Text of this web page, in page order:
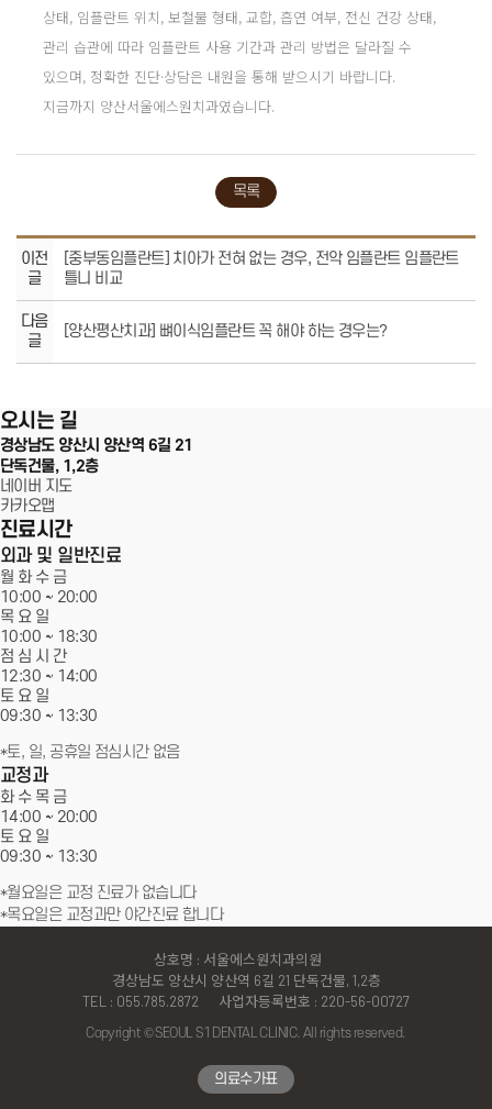
상태, 임플란트 위치, 보철물 형태, 교합, 흡연 여부, 전신 건강 상태,
관리 습관에 따라 임플란트 사용 기간과 관리 방법은 달라질 수
있으며, 정확한 진단·상담은 내원을 통해 받으시기 바랍니다.
지금까지 양산서울에스원치과였습니다.
목록
이전
글
[중부동임플란트] 치아가 전혀 없는 경우, 전악 임플란트 임플란트
틀니 비교
다음
글
[양산평산치과] 뼈이식임플란트 꼭 해야 하는 경우는?
서울에스원치과
오시는 길
경상남도 양산시 양산역 6길 21
단독건물, 1,2층
네이버 지도
카카오맵
진료시간
외과 및 일반진료
월 화 수 금
10:00 ~ 20:00
목 요 일
10:00 ~ 18:30
점 심 시 간
12:30 ~ 14:00
토 요 일
09:30 ~ 13:30
*토, 일, 공휴일 점심시간 없음
교정과
화 수 목 금
14:00 ~ 20:00
토 요 일
09:30 ~ 13:30
*월요일은 교정 진료가 없습니다
*목요일은 교정과만 야간진료 합니다
상호명 : 서울에스원치과의원
경상남도 양산시 양산역 6길 21 단독건물, 1,2층
TEL : 055.785.2872
사업자등록번호 : 220-56-00727
Copyright © SEOUL S1 DENTAL CLINIC. All rights reserved.
의료수가표